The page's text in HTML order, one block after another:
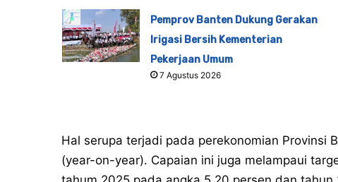
Pemprov Banten Dukung Gerakan
Irigasi Bersih Kementerian
Pekerjaan Umum
7 Agustus 2026
Hal serupa terjadi pada perekonomian Provinsi
(year-on-year). Capaian ini juga melampaui